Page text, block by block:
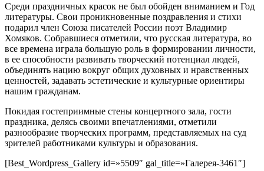
Среди праздничных красок не был обойден вниманием и Год
литературы. Свои проникновенные поздравления и стихи
подарил член Союза писателей России поэт Владимир
Хомяков. Собравшиеся отметили, что русская литература, во
все времена играла большую роль в формировании личности,
в ее способности развивать творческий потенциал людей,
объединять нацию вокруг общих духовных и нравственных
ценностей, задавать эстетические и культурные ориентиры
нашим гражданам.
Покидая гостеприимные стены концертного зала, гости
праздника, делясь своими впечатлениями, отметили
разнообразие творческих программ, представляемых на суд
зрителей работниками культуры и образования.
[Best_Wordpress_Gallery id=»5509″ gal_title=»Галерея-3461″]